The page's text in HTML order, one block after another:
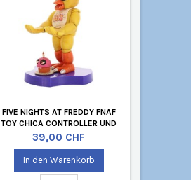
FIVE NIGHTS AT FREDDY FNAF
TOY CHICA CONTROLLER UND
HANDYHALTERUNG 'HOLDEM'
Preis
39,00 CHF
In den Warenkorb